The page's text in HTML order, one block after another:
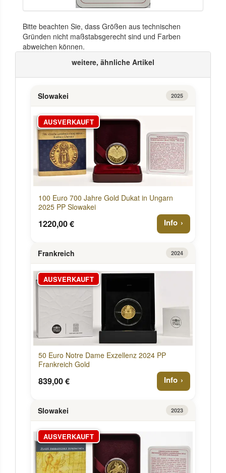
Bitte beachten Sie, dass Größen aus technischen
Gründen nicht maßstabsgerecht sind und Farben
abweichen können.
weitere, ähnliche Artikel
Slowakei 2025
AUSVERKAUFT
100 Euro 700 Jahre Gold Dukat in Ungarn
2025 PP Slowakei
1220,00 € Info
Frankreich 2024
AUSVERKAUFT
50 Euro Notre Dame Exzellenz 2024 PP
Frankreich Gold
839,00 € Info
Slowakei 2023
AUSVERKAUFT